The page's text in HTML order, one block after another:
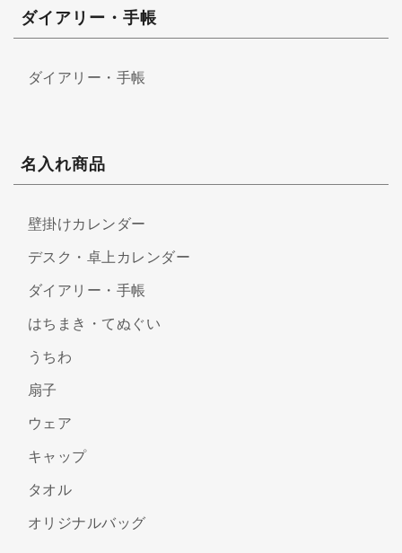
ダイアリー・手帳
ダイアリー・手帳
名入れ商品
壁掛けカレンダー
デスク・卓上カレンダー
ダイアリー・手帳
はちまき・てぬぐい
うちわ
扇子
ウェア
キャップ
タオル
オリジナルバッグ